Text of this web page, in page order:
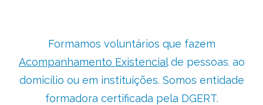
Formamos voluntários que fazem
Acompanhamento Existencialde pessoas, ao
domicílio ou em instituições. Somos entidade
formadora certificada pela DGERT.